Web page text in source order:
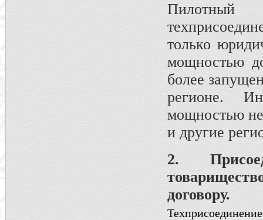
только
мощностью
более
регионе.
мощностью
и другие
2.
договору.